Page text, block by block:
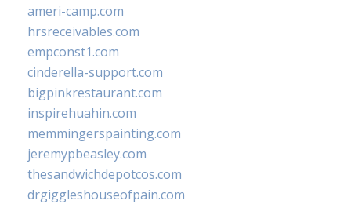
ameri-camp.com
hrsreceivables.com
empconst1.com
cinderella-support.com
bigpinkrestaurant.com
inspirehuahin.com
memmingerspainting.com
jeremypbeasley.com
thesandwichdepotcos.com
drgiggleshouseofpain.com